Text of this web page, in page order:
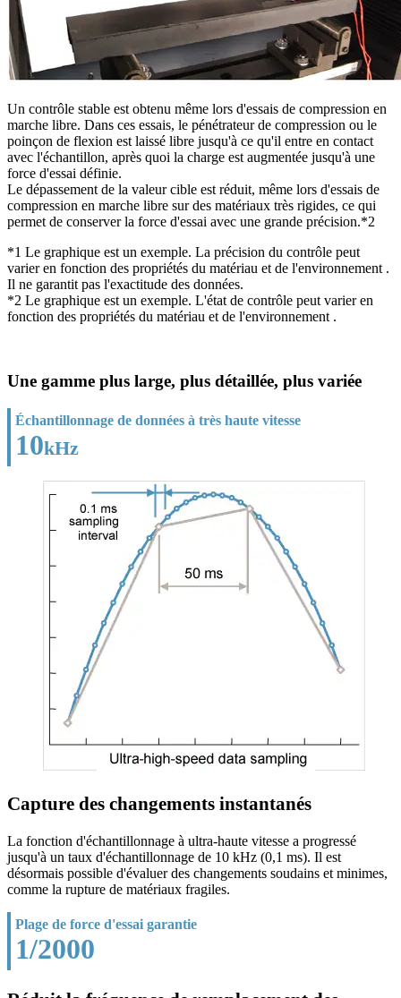
Un contrôle stable est obtenu même lors d'essais de compression en
marche libre. Dans ces essais, le pénétrateur de compression ou le
poinçon de flexion est laissé libre jusqu'à ce qu'il entre en contact
avec l'échantillon, après quoi la charge est augmentée jusqu'à une
force d'essai définie.
Le dépassement de la valeur cible est réduit, même lors d'essais de
compression en marche libre sur des matériaux très rigides, ce qui
permet de conserver la force d'essai avec une grande précision.*2
*1 Le graphique est un exemple. La précision du contrôle peut
varier en fonction des propriétés du matériau et de l'environnement .
Il ne garantit pas l'exactitude des données.
*2 Le graphique est un exemple. L'état de contrôle peut varier en
fonction des propriétés du matériau et de l'environnement .
Une gamme plus large, plus détaillée, plus variée
Échantillonnage de données à très haute vitesse
10kHz
Capture des changements instantanés
La fonction d'échantillonnage à ultra-haute vitesse a progressé
jusqu'à un taux d'échantillonnage de 10 kHz (0,1 ms). Il est
désormais possible d'évaluer des changements soudains et minimes,
comme la rupture de matériaux fragiles.
Plage de force d'essai garantie
1/2000